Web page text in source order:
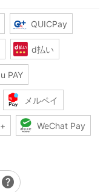
QUICPay
d払い
PAY
メルペイ
WeChat Pay
help